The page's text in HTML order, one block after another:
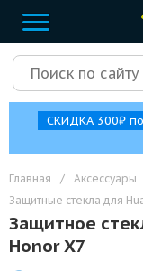
СКИДКА 300₽ по
Главная / Аксессуары
Защитные стекла для
Защитное
Honor X7